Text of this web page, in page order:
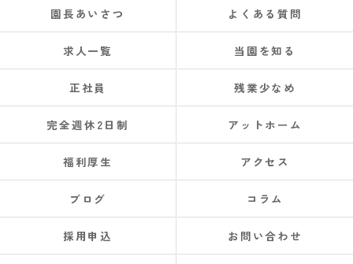
園長あいさつ よくある質問
求人一覧 当園を知る
正社員 残業少なめ
完全週休2日制 アットホーム
福利厚生 アクセス
ブログ コラム
採用申込 お問い合わせ